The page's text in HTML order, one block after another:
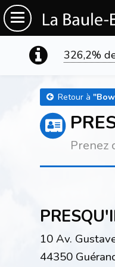
326,2%
Retour à "
Prenez
10 Av.
44350